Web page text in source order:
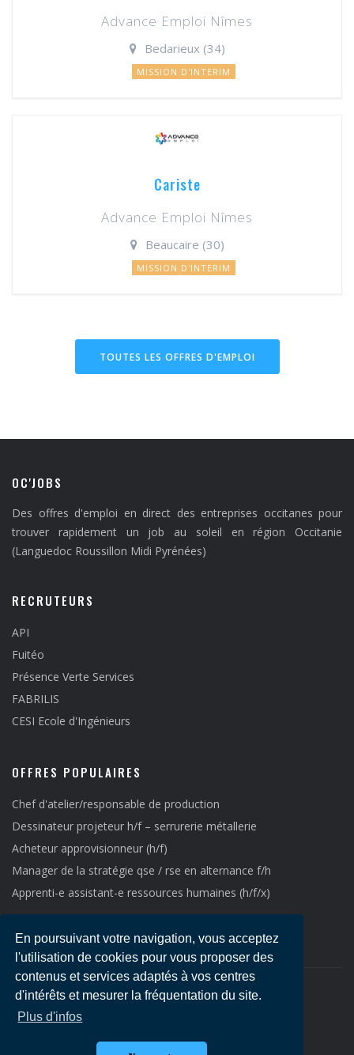
En poursuivant votre navigation, vous acceptez
l'utilisation de cookies pour vous proposer des
contenus et services adaptés à vos centres
d'intérêts et mesurer la fréquentation du site.
Plus d'infos
Advance Emploi Nîmes
Bedarieux (34)
MISSION D'INTERIM
Cariste
Advance Emploi Nîmes
Beaucaire (30)
MISSION D'INTERIM
TOUTES LES OFFRES D'EMPLOI
OC'JOBS
Des offres d'emploi en direct des entreprises occitanes pour
trouver rapidement un job au soleil en région Occitanie
(Languedoc Roussillon Midi Pyrénées)
RECRUTEURS
API
Fuitéo
Présence Verte Services
FABRILIS
CESI Ecole d'Ingénieurs
OFFRES POPULAIRES
Chef d'atelier/responsable de production
Dessinateur projeteur h/f – serrurerie métallerie
Acheteur approvisionneur (h/f)
Manager de la stratégie qse / rse en alternance f/h
Apprenti-e assistant-e ressources humaines (h/f/x)
Copyright © 2021